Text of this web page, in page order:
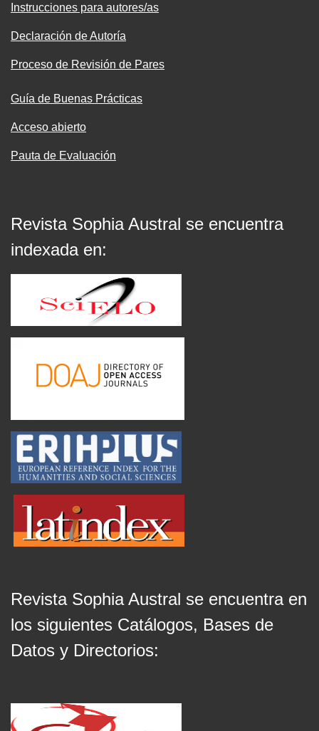
Instrucciones para autores/as
Declaración de Autoría
Proceso de Revisión de Pares
Guía de Buenas Prácticas
Acceso abierto
Pauta de Evaluación
Revista Sophia Austral se encuentra
indexada en:
Revista Sophia Austral se encuentra en
los siguientes Catálogos, Bases de
Datos y Directorios: